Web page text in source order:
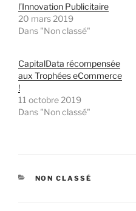
l’Innovation Publicitaire
20 mars 2019
Dans "Non classé"
CapitalData récompensée
aux Trophées eCommerce
!
11 octobre 2019
Dans "Non classé"
CATÉGORIES
NON CLASSÉ